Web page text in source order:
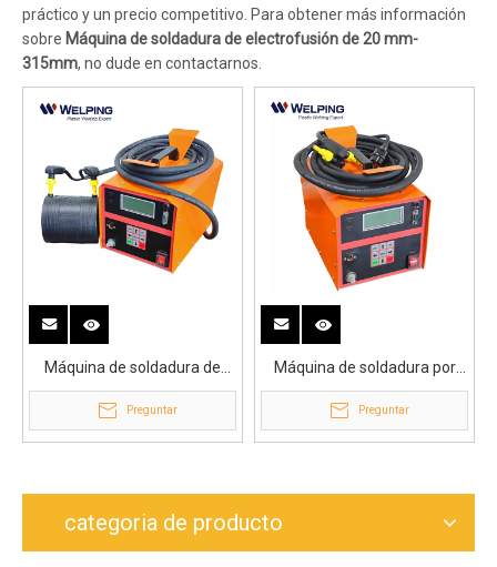
práctico y un precio competitivo. Para obtener más información
sobre Máquina de soldadura de electrofusión de 20 mm-
315mm, no dude en contactarnos.
Máquina de soldadura de
electrofusión de trabajo
pesado de 20mm-315mm
Preguntar
Máquina de soldadura por
electrofusión de estructura
robusta de 20 mm a 315 mm
Preguntar
categoria de producto